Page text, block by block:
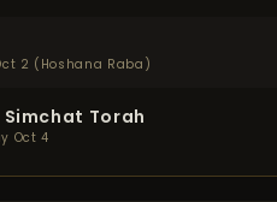
2 (Hoshana Raba)
Simchat Torah
Oct 4